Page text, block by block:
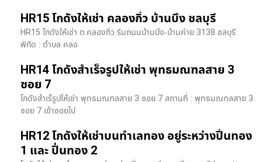
HR15 โกดังให้เช่า คลองกิ่ว บ้านบึง ชลบุรี
HR15 โกดังให้เช่า ต.คลองกิ่ว ริมถนนบ้านบึง-บ้านค่าย 3138 ชลบุรี
พิกัด : ตำบล คลอ
HR14 โกดังสำเร็จรูปให้เช่า พุทธมณฑลสาย 3
ซอย 7
โกดังสำเร็รูปให้เช่า พุทธมณฑลสาย 3 ซอย 7 สถานที่ : พุทธมณฑลสาย 3
ซอย 7 เข้าซอยไป
HR12 โกดังให้เช่าบนทำเลทอง อยู่ระหว่างปิ่นทอง
1 และ ปิ่นทอง 2